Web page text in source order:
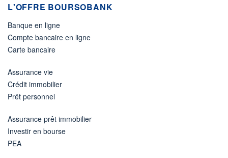
L'OFFRE BOURSOBANK
Banque en ligne
Compte bancaire en ligne
Carte bancaire
Assurance vie
Crédit immobilier
Prêt personnel
Assurance prêt immobilier
Investir en bourse
PEA